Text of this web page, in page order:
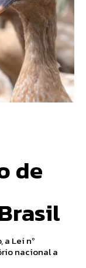
de
Lei nº
nacional a